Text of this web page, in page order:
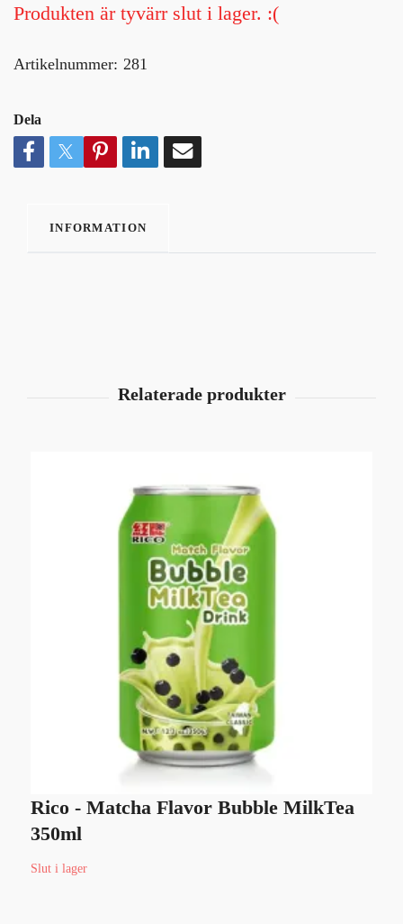
Produkten är tyvärr slut i lager. :(
Artikelnummer: 281
Dela
INFORMATION
Rico - Matcha Flavor Bubble MilkTea
350ml
Slut i lager